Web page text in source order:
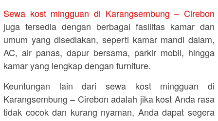
Sewa kost mingguan di Karangsembung – Cirebon
juga tersedia dengan berbagai fasilitas kamar dan
umum yang disediakan, seperti kamar mandi dalam,
AC, air panas, dapur bersama, parkir mobil, hingga
kamar yang lengkap dengan furniture.
Keuntungan lain dari sewa kost mingguan di
Karangsembung – Cirebon adalah jika kost Anda rasa
tidak cocok dan kurang nyaman, Anda dapat segera